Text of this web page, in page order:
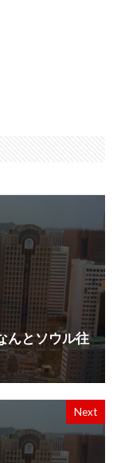
んとソウル往
Next